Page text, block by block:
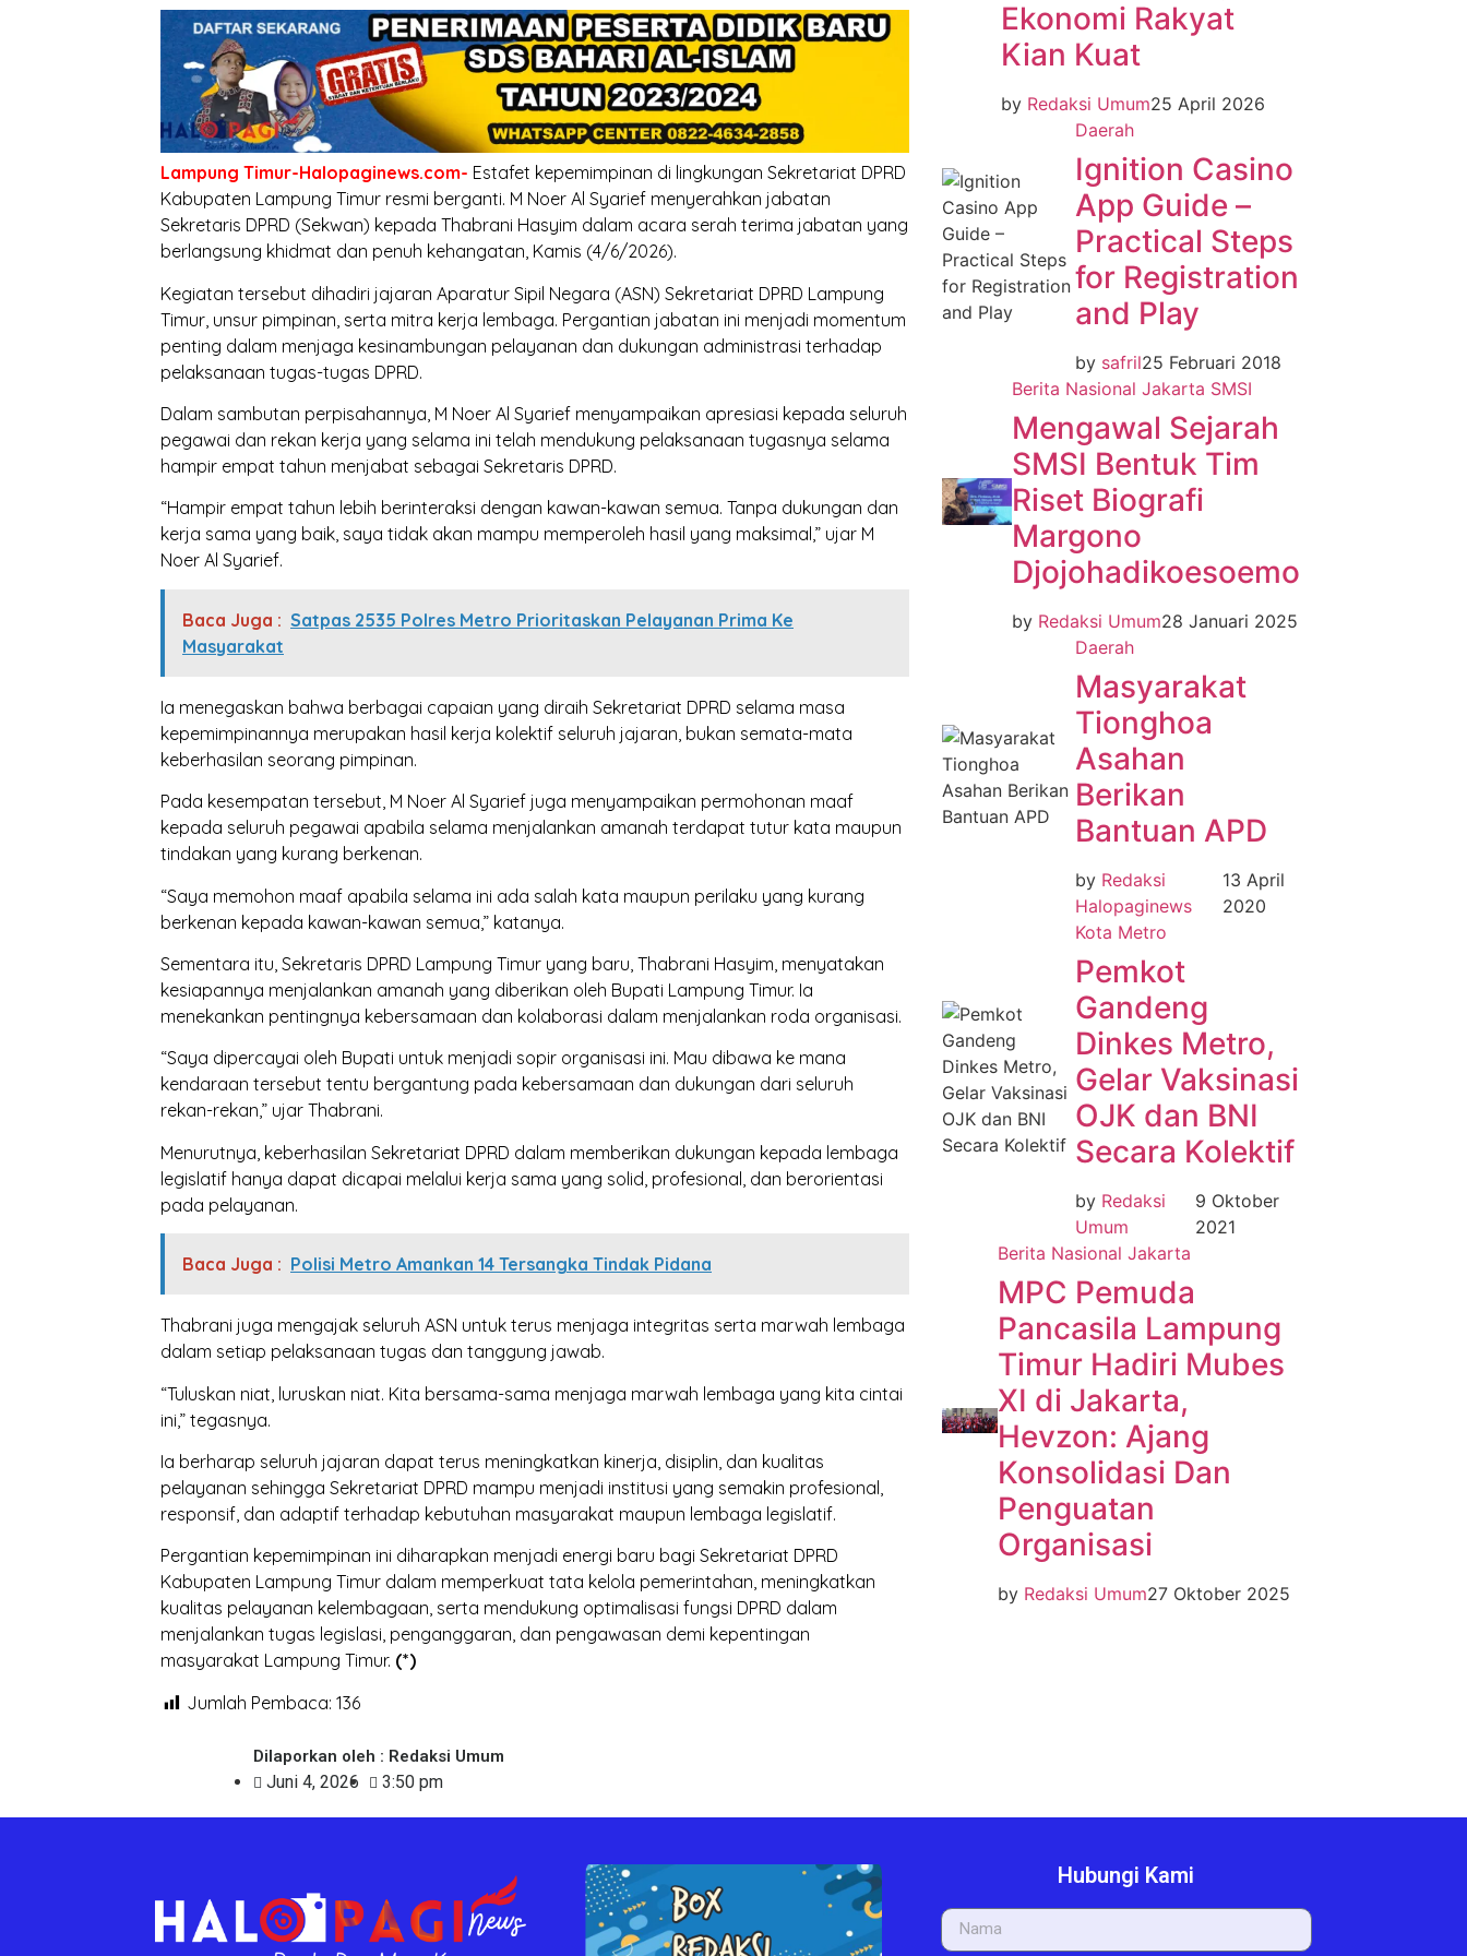
Lampung Timur-Halopaginews.com- Estafet kepemimpinan di lingkungan Sekretariat DPRD
Kabupaten Lampung Timur resmi berganti. M Noer Al Syarief menyerahkan jabatan
Sekretaris DPRD (Sekwan) kepada Thabrani Hasyim dalam acara serah terima jabatan yang
berlangsung khidmat dan penuh kehangatan, Kamis (4/6/2026).
Kegiatan tersebut dihadiri jajaran Aparatur Sipil Negara (ASN) Sekretariat DPRD Lampung
Timur, unsur pimpinan, serta mitra kerja lembaga. Pergantian jabatan ini menjadi momentum
penting dalam menjaga kesinambungan pelayanan dan dukungan administrasi terhadap
pelaksanaan tugas-tugas DPRD.
Dalam sambutan perpisahannya, M Noer Al Syarief menyampaikan apresiasi kepada seluruh
pegawai dan rekan kerja yang selama ini telah mendukung pelaksanaan tugasnya selama
hampir empat tahun menjabat sebagai Sekretaris DPRD.
“Hampir empat tahun lebih berinteraksi dengan kawan-kawan semua. Tanpa dukungan dan
kerja sama yang baik, saya tidak akan mampu memperoleh hasil yang maksimal,” ujar M
Noer Al Syarief.
Baca Juga : Satpas 2535 Polres Metro Prioritaskan Pelayanan Prima Ke
Masyarakat
Ia menegaskan bahwa berbagai capaian yang diraih Sekretariat DPRD selama masa
kepemimpinannya merupakan hasil kerja kolektif seluruh jajaran, bukan semata-mata
keberhasilan seorang pimpinan.
Pada kesempatan tersebut, M Noer Al Syarief juga menyampaikan permohonan maaf
kepada seluruh pegawai apabila selama menjalankan amanah terdapat tutur kata maupun
tindakan yang kurang berkenan.
“Saya memohon maaf apabila selama ini ada salah kata maupun perilaku yang kurang
berkenan kepada kawan-kawan semua,” katanya.
Sementara itu, Sekretaris DPRD Lampung Timur yang baru, Thabrani Hasyim, menyatakan
kesiapannya menjalankan amanah yang diberikan oleh Bupati Lampung Timur. Ia
menekankan pentingnya kebersamaan dan kolaborasi dalam menjalankan roda organisasi.
“Saya dipercayai oleh Bupati untuk menjadi sopir organisasi ini. Mau dibawa ke mana
kendaraan tersebut tentu bergantung pada kebersamaan dan dukungan dari seluruh
rekan-rekan,” ujar Thabrani.
Menurutnya, keberhasilan Sekretariat DPRD dalam memberikan dukungan kepada lembaga
legislatif hanya dapat dicapai melalui kerja sama yang solid, profesional, dan berorientasi
pada pelayanan.
Baca Juga : Polisi Metro Amankan 14 Tersangka Tindak Pidana
Thabrani juga mengajak seluruh ASN untuk terus menjaga integritas serta marwah lembaga
dalam setiap pelaksanaan tugas dan tanggung jawab.
“Tuluskan niat, luruskan niat. Kita bersama-sama menjaga marwah lembaga yang kita cintai
ini,” tegasnya.
Ia berharap seluruh jajaran dapat terus meningkatkan kinerja, disiplin, dan kualitas
pelayanan sehingga Sekretariat DPRD mampu menjadi institusi yang semakin profesional,
responsif, dan adaptif terhadap kebutuhan masyarakat maupun lembaga legislatif.
Pergantian kepemimpinan ini diharapkan menjadi energi baru bagi Sekretariat DPRD
Kabupaten Lampung Timur dalam memperkuat tata kelola pemerintahan, meningkatkan
kualitas pelayanan kelembagaan, serta mendukung optimalisasi fungsi DPRD dalam
menjalankan tugas legislasi, penganggaran, dan pengawasan demi kepentingan
masyarakat Lampung Timur. (*)
Jumlah Pembaca: 136
Dilaporkan oleh : Redaksi Umum
Juni 4, 2026 3:50 pm
Ekonomi Rakyat
Kian Kuat
by Redaksi Umum25 April 2026
Daerah
Ignition Casino
App Guide –
Practical Steps
for Registration
and Play
by safril25 Februari 2018
Berita Nasional Jakarta SMSI
Mengawal Sejarah
SMSI Bentuk Tim
Riset Biografi
Margono
Djojohadikoesoemo
by Redaksi Umum28 Januari 2025
Daerah
Masyarakat
Tionghoa
Asahan
Berikan
Bantuan APD
by Redaksi
Halopaginews
13 April
2020
Kota Metro
Pemkot
Gandeng
Dinkes Metro,
Gelar Vaksinasi
OJK dan BNI
Secara Kolektif
by Redaksi
Umum
9 Oktober
2021
Berita Nasional Jakarta
MPC Pemuda
Pancasila Lampung
Timur Hadiri Mubes
XI di Jakarta,
Hevzon: Ajang
Konsolidasi Dan
Penguatan
Organisasi
by Redaksi Umum27 Oktober 2025
Hubungi Kami